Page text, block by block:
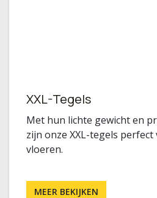
XXL-Tegels
Met hun lichte gewicht en
zijn onze XXL-tegels
vloeren.
MEER BEKIJKEN